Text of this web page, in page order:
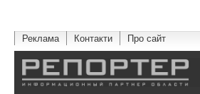
Реклама Контакти Про сайт